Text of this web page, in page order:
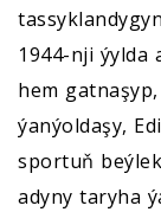
1944-nji ýylda
hem
ýanýoldaşy,
sportuň
adyny taryha